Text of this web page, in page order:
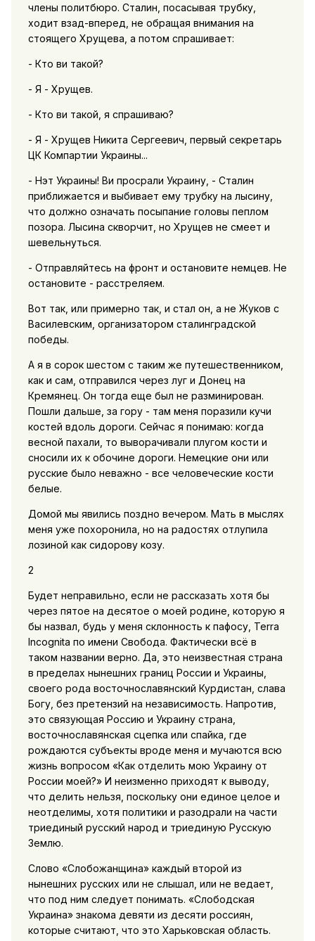
члены политбюро. Сталин, посасывая трубку,
ходит взад-вперед, не обращая внимания на
стоящего Хрущева, а потом спрашивает:
- Кто ви такой?
- Я - Хрущев.
- Кто ви такой, я спрашиваю?
- Я - Хрущев Никита Сергеевич, первый секретарь
ЦК Компартии Украины...
- Нэт Украины! Ви просрали Украину, - Сталин
приближается и выбивает ему трубку на лысину,
что должно означать посыпание головы пеплом
позора. Лысина скворчит, но Хрущев не смеет и
шевельнуться.
- Отправляйтесь на фронт и остановите немцев. Не
остановите - расстреляем.
Вот так, или примерно так, и стал он, а не Жуков с
Василевским, организатором сталинградской
победы.
А я в сорок шестом с таким же путешественником,
как и сам, отправился через луг и Донец на
Кремянец. Он тогда еще был не разминирован.
Пошли дальше, за гору - там меня поразили кучи
костей вдоль дороги. Сейчас я понимаю: когда
весной пахали, то выворачивали плугом кости и
сносили их к обочине дороги. Немецкие они или
русские было неважно - все человеческие кости
белые.
Домой мы явились поздно вечером. Мать в мыслях
меня уже похоронила, но на радостях отлупила
лозиной как сидорову козу.
2
Будет неправильно, если не рассказать хотя бы
через пятое на десятое о моей родине, которую я
бы назвал, будь у меня склонность к пафосу, Terra
Incognita по имени Свобода. Фактически всё в
таком названии верно. Да, это неизвестная страна
в пределах нынешних границ России и Украины,
своего рода восточнославянский Курдистан, слава
Богу, без претензий на независимость. Напротив,
это связующая Россию и Украину страна,
восточнославянская сцепка или спайка, где
рождаются субъекты вроде меня и мучаются всю
жизнь вопросом «Как отделить мою Украину от
России моей?» И неизменно приходят к выводу,
что делить нельзя, поскольку они единое целое и
неотделимы, хотя политики и разодрали на части
триединый русский народ и триединую Русскую
Землю.
Слово «Слобожанщина» каждый второй из
нынешних русских или не слышал, или не ведает,
что под ним следует понимать. «Слободская
Украина» знакома девяти из десяти россиян,
которые считают, что это Харьковская область.